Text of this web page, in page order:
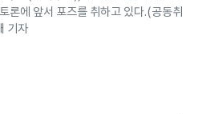
론에 앞서 포즈를 취하고 있다.(공동취
기자